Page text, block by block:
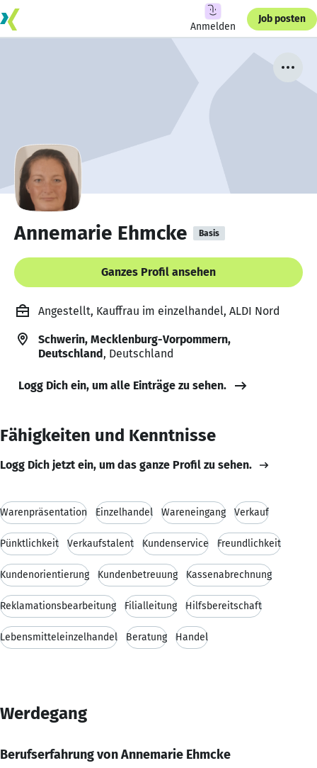
Anmelden
Job posten
Annemarie Ehmcke Basis
Ganzes Profil ansehen
Angestellt, Kauffrau im einzelhandel, ALDI Nord
Schwerin, Mecklenburg-Vorpommern,
Deutschland, Deutschland
Logg Dich ein, um alle Einträge zu sehen.
Fähigkeiten und Kenntnisse
Logg Dich jetzt ein, um das ganze Profil zu sehen.
Warenpräsentation Einzelhandel Wareneingang Verkauf
Pünktlichkeit Verkaufstalent Kundenservice Freundlichkeit
Kundenorientierung Kundenbetreuung Kassenabrechnung
Reklamationsbearbeitung Filialleitung Hilfsbereitschaft
Lebensmitteleinzelhandel Beratung Handel
Werdegang
Berufserfahrung von Annemarie Ehmcke